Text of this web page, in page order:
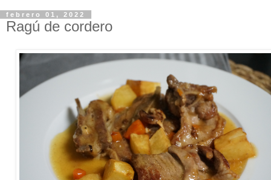
febrero 01, 2022
Ragú de cordero